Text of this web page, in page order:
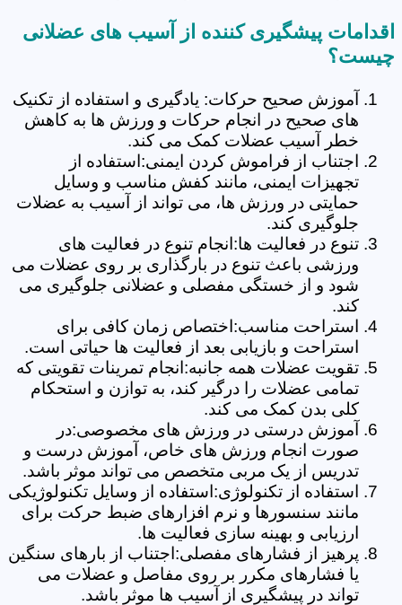
اقدامات پیشگیری کننده از آسیب های عضلانی
چیست؟
آموزش صحیح حرکات: یادگیری و استفاده از تکنیک
های صحیح در انجام حرکات و ورزش ها به کاهش
خطر آسیب عضلات کمک می کند.
اجتناب از فراموش کردن ایمنی:استفاده از
تجهیزات ایمنی، مانند کفش مناسب و وسایل
حمایتی در ورزش ها، می تواند از آسیب به عضلات
جلوگیری کند.
تنوع در فعالیت ها:انجام تنوع در فعالیت های
ورزشی باعث تنوع در بارگذاری بر روی عضلات می
شود و از خستگی مفصلی و عضلانی جلوگیری می
کند.
استراحت مناسب:اختصاص زمان کافی برای
استراحت و بازیابی بعد از فعالیت ها حیاتی است.
تقویت عضلات همه جانبه:انجام تمرینات تقویتی که
تمامی عضلات را درگیر کند، به توازن و استحکام
کلی بدن کمک می کند.
آموزش درستی در ورزش های مخصوصی:در
صورت انجام ورزش های خاص، آموزش درست و
تدریس از یک مربی متخصص می تواند موثر باشد.
استفاده از تکنولوژی:استفاده از وسایل تکنولوژیکی
مانند سنسورها و نرم افزارهای ضبط حرکت برای
ارزیابی و بهینه سازی فعالیت ها.
پرهیز از فشارهای مفصلی:اجتناب از بارهای سنگین
یا فشارهای مکرر بر روی مفاصل و عضلات می
تواند در پیشگیری از آسیب ها موثر باشد.